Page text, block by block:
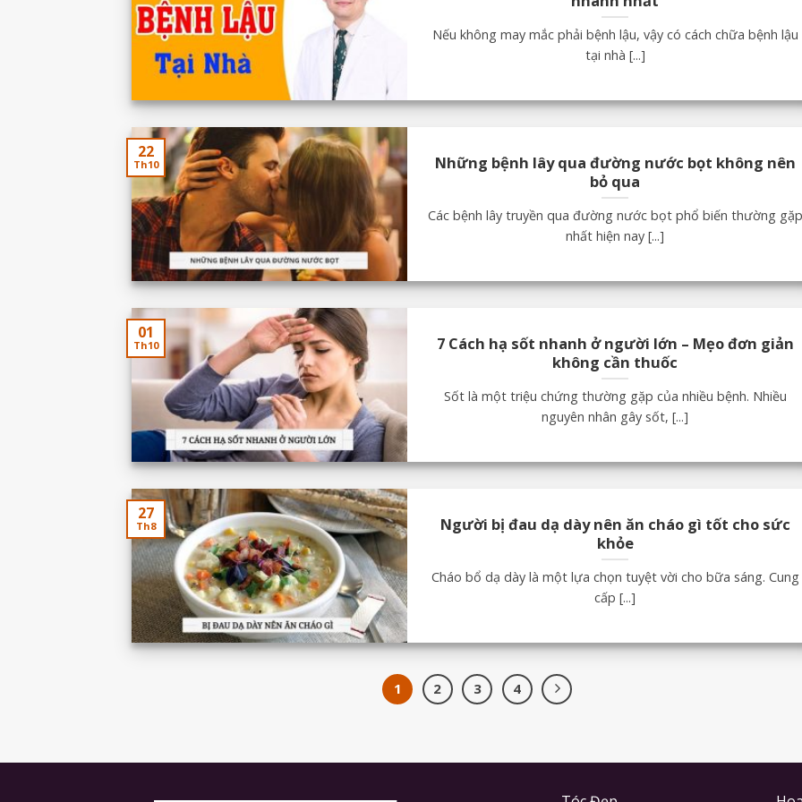
Nếu không may mắc phải bệnh lậu, vậy có cách chữa bệnh lậu
tại nhà [...]
Những bệnh lây qua đường nước bọt không nên
bỏ qua
Các bệnh lây truyền qua đường nước bọt phổ biến thường gặp
nhất hiện nay [...]
22
Th10
7 Cách hạ sốt nhanh ở người lớn – Mẹo đơn giản
không cần thuốc
Sốt là một triệu chứng thường gặp của nhiều bệnh. Nhiều
nguyên nhân gây sốt, [...]
01
Th10
Người bị đau dạ dày nên ăn cháo gì tốt cho sức
khỏe
Cháo bổ dạ dày là một lựa chọn tuyệt vời cho bữa sáng. Cung
cấp [...]
27
Th8
1 2 3 4